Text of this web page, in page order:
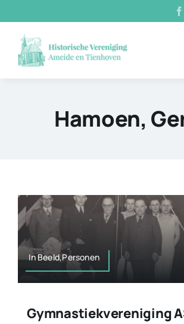
naar
inhoud
Hamoen,
In Beeld,Personen
Gymnastiekvereniging